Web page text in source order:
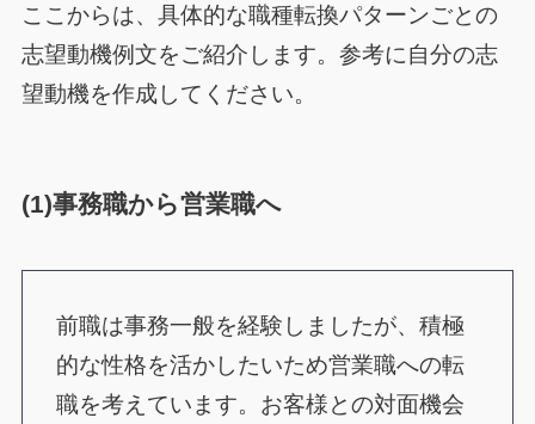
ここからは、具体的な職種転換パターンごとの
志望動機例文をご紹介します。参考に自分の志
望動機を作成してください。
(1)事務職から営業職へ
前職は事務一般を経験しましたが、積極
的な性格を活かしたいため営業職への転
職を考えています。お客様との対面機会